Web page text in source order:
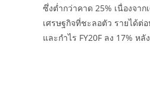
ซึ่งต่ำกว่าคาด 25% เนื่องจา
เศรษฐกิจที่ชะลอตัว รายได้ต่
และกำไร FY20F ลง 17% ห